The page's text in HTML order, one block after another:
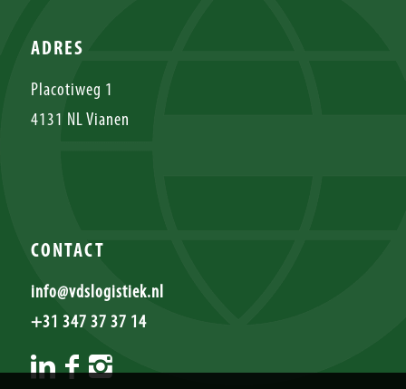
ADRES
Placotiweg 1
4131 NL Vianen
CONTACT
info@vdslogistiek.nl
+31 347 37 37 14